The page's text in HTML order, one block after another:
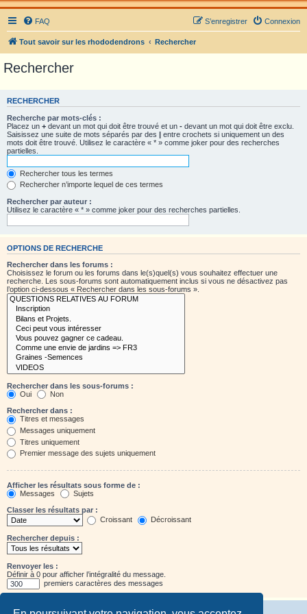
FAQ Connexion
S’enregistrer
Tout savoir sur les rhododendrons Rechercher
Rechercher
RECHERCHER
Recherche par mots-clés :
Placez un + devant un mot qui doit être trouvé et un - devant un mot qui doit être exclu.
Saisissez une suite de mots séparés par des | entre crochets si uniquement un des
mots doit être trouvé. Utilisez le caractère « * » comme joker pour des recherches
partielles.
Rechercher tous les termes
Rechercher n’importe lequel de ces termes
Rechercher par auteur :
Utilisez le caractère « * » comme joker pour des recherches partielles.
OPTIONS DE RECHERCHE
Rechercher dans les forums :
Choisissez le forum ou les forums dans le(s)quel(s) vous souhaitez effectuer une
recherche. Les sous-forums sont automatiquement inclus si vous ne désactivez pas
l’option ci-dessous « Rechercher dans les sous-forums ».
Rechercher dans les sous-forums :
Oui
Non
Rechercher dans :
Titres et messages
Messages uniquement
Titres uniquement
Premier message des sujets uniquement
Afficher les résultats sous forme de :
Messages
Sujets
Classer les résultats par :
Croissant
Décroissant
Rechercher depuis :
Renvoyer les :
Définir à 0 pour afficher l’intégralité du message.
premiers caractères des messages